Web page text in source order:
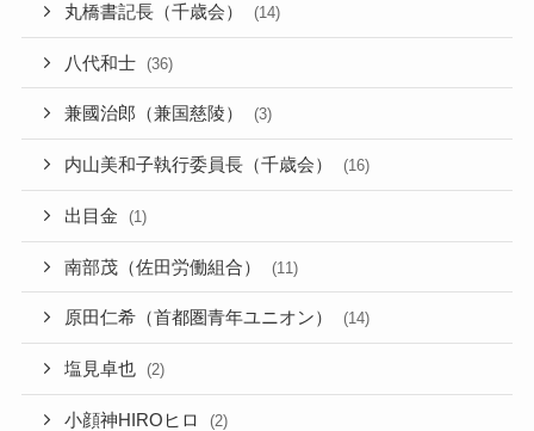
丸橋書記長（千歳会） (14)
八代和士 (36)
兼國治郎（兼国慈陵） (3)
内山美和子執行委員長（千歳会） (16)
出目金 (1)
南部茂（佐田労働組合） (11)
原田仁希（首都圏青年ユニオン） (14)
塩見卓也 (2)
小顔神HIROヒロ (2)